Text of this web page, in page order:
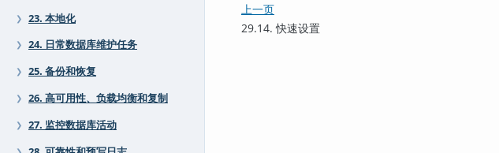
❯ 23. 本地化
❯ 24. 日常数据库维护任务
❯ 25. 备份和恢复
❯ 26. 高可用性、负载均衡和复制
❯ 27. 监控数据库活动
上一页
29.14. 快速设置